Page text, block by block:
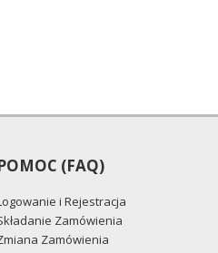
(FAQ)
i Rejestracja
Zamówienia
Zamówienia